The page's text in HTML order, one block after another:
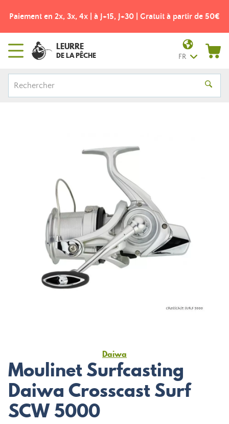
Paiement en 2x, 3x, 4x | à J+15, J+30 | Gratuit à partir de 50€
LEURRE
DE LA PÊCHE FR
Daiwa
Moulinet Surfcasting
Daiwa Crosscast Surf
SCW 5000